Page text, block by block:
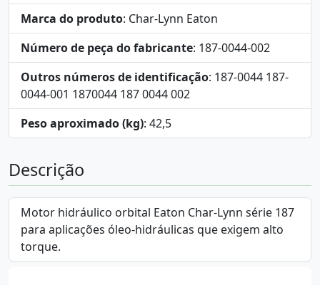
Marca do produto: Char-Lynn Eaton
Número de peça do fabricante: 187-0044-002
Outros números de identificação: 187-0044 187-
0044-001 1870044 187 0044 002
Peso aproximado (kg): 42,5
Descrição
Motor hidráulico orbital Eaton Char-Lynn série 187
para aplicações óleo-hidráulicas que exigem alto
torque.